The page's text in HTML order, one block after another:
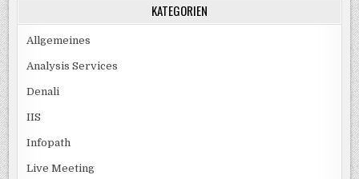
KATEGORIEN
Allgemeines
Analysis Services
Denali
IIS
Infopath
Live Meeting